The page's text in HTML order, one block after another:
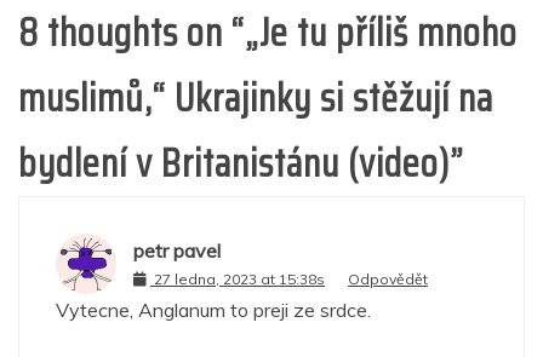
8 thoughts on “„Je tu příliš mnoho
muslimů,“ Ukrajinky si stěžují na
bydlení v Britanistánu (video)”
petr pavel
27 ledna, 2023 at 15:38s Odpovědět
Vytecne, Anglanum to preji ze srdce.